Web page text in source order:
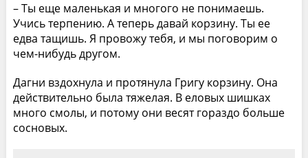
– Ты еще маленькая и многого не понимаешь.
Учись терпению. А теперь давай корзину. Ты ее
едва тащишь. Я провожу тебя, и мы поговорим о
чем-нибудь другом.
Дагни вздохнула и протянула Григу корзину. Она
действительно была тяжелая. В еловых шишках
много смолы, и потому они весят гораздо больше
сосновых.